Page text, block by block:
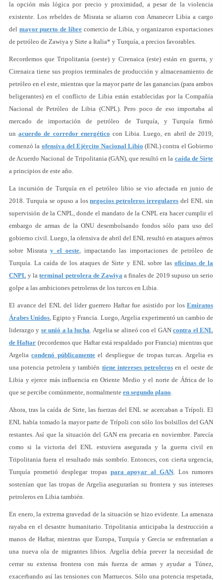
la opción más lógica por precio y proximidad, a pesar de la violencia
existente. Los rebeldes de Misrata se aliaron con Amanecer Libia a cargo
del mayor puerto de librecomercio de Libia, y organizaron exportaciones
de petróleo de Zawiya y Sirte a Italia* y Turquía, a precios favorables.
Recordemos que Tripolitania (oeste) y Cirenaica (este) están en guerra, y
Cirenaica tiene sus propios terminales de producción y almacenamiento de
petróleo en el este, mientras que la mayor parte de las ganancias (para ambos
beligerantes) en el conflicto de Libia están establecidas por la Compañía
Nacional de Petróleo de Libia (CNPL). Pero poco de eso importaba al
mercado de importación de petróleo de Turquía, y Turquía firmó
unacuerdo de corredor energético con Libia. Luego, en abril de 2019,
comenzó la ofensiva del Ejército Nacional Libio (ENL) contra el Gobierno
de Acuerdo Nacional de Tripolitania (GAN), que resultó en la caída de Sirte
a principios de este año.
La incursión de Turquía en el petróleo libio se vio afectada en junio de
2018. Turquía se opuso a losnegocios petroleros irregulares del ENL sin
supervisión de la CNPL, donde el mandato de la CNPL era hacer cumplir el
embargo de armas de la ONU desembolsando fondos sólo para uso del
gobierno civil. Luego, la ofensiva de abril del ENL resultó en ataques aéreos
sobre Misratay el oeste, impactando las importaciones de petróleo de
Turquía. La caída de los ataques de Sirte y ENL sobre las oficinas de la
CNPL y laterminal petrolera de Zawiyaa finales de 2019 supuso un serio
golpe a las ambiciones petroleras de los turcos en Libia.
El avance del ENL del líder guerrero Haftar fue asistido por los Emiratos
Árabes Unidos, Egipto y Francia. Luego, Argelia experimentó un cambio de
liderazgo y se unió a la lucha. Argelia se alineó con el GANcontra el ENL
de Haftar (recordemos que Haftar está respaldado por Francia) mientras que
Argeliacondenó públicamenteel despliegue de tropas turcas. Argelia es
una potencia petrolera y también tiene intereses petrolerosen el oeste de
Libia y ejerce más influencia en Oriente Medio y el norte de África de lo
que se percibe comúnmente, normalmente en segundo plano.
Ahora, tras la caída de Sirte, las fuerzas del ENL se acercaban a Trípoli. El
ENL había tomado la mayor parte de Trípoli con sólo los bolsillos del GAN
restantes. Así que la situación del GAN era precaria en noviembre. Parecía
como si la victoria del ENL estuviera asegurada y la guerra civil en
Tripolitania fuera el resultado más sombrío. Entonces, con cierta urgencia,
Turquía prometió desplegar tropas para apoyar al GAN. Los rumores
sostenían que las tropas de Argelia asegurarían su frontera y sus intereses
petroleros en Libia también.
En enero, la extrema gravedad de la situación se hizo evidente. La amenaza
rayaba en el desastre humanitario. Tripolitania anticipaba la destrucción a
manos de Haftar, mientras que Europa, Turquía y Grecia se enfrentarían a
una nueva ola de migrantes libios. Argelia debía prever la necesidad de
cerrar su extensa frontera con más fuerza de armas y ayudar a Túnez,
exacerbando así las tensiones con Marruecos. Sólo una potencia respetada,